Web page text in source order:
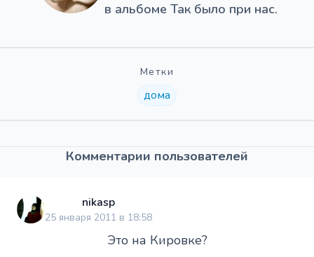
в альбоме Так было при нас.
Метки
дома
Комментарии пользователей
nikasp
25 января 2011 в 18:58
Это на Кировке?